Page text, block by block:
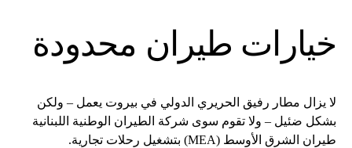
خيارات طيران محدودة
لا يزال مطار رفيق الحريري الدولي في بيروت يعمل – ولكن
بشكل ضئيل – ولا تقوم سوى شركة الطيران الوطنية اللبنانية
طيران الشرق الأوسط (MEA) بتشغيل رحلات تجارية.